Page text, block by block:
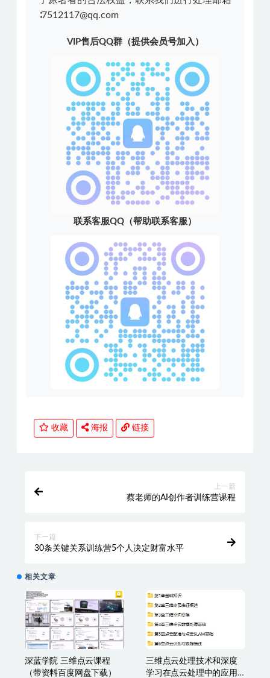
∶7512117@qq.com
VIP售后QQ群（提供会员号加入）
联系客服QQ（帮助联系客服）
收藏 海报 链接
上一篇
蔡老师的AI创作者训练营课程
下一篇
30条关键关系训练营5个人决定财富水平
相关文章
深蓝学院 三维点云课程
（带资料百度网盘下载）
三维点云处理技术和深度
学习在点云处理中的应用